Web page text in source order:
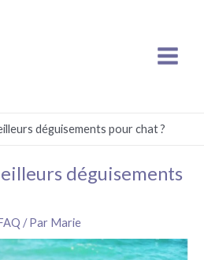
Menu
déguisements pour chat ?
déguisements
FAQ / Par Marie